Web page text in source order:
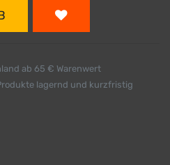
ab 65 € Warenwert
lagernd und kurzfristig